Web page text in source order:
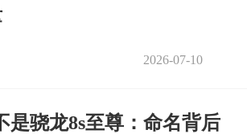
2026-07-10
是骁龙8s至尊：命名背后